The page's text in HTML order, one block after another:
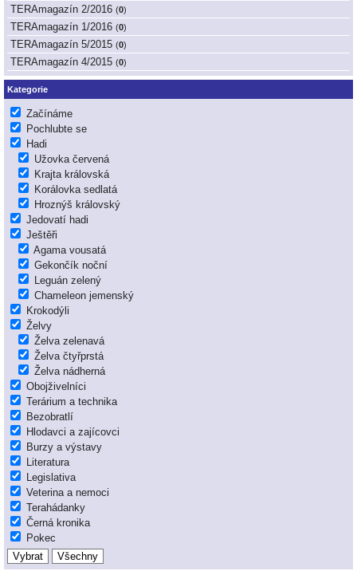
TERAmagazín 2/2016 (0)
TERAmagazín 1/2016 (0)
TERAmagazín 5/2015 (0)
TERAmagazín 4/2015 (0)
Kategorie
Začínáme
Pochlubte se
Hadi
Užovka červená
Krajta královská
Korálovka sedlatá
Hroznýš královský
Jedovatí hadi
Ještěři
Agama vousatá
Gekončík noční
Leguán zelený
Chameleon jemenský
Krokodýli
Želvy
Želva zelenavá
Želva čtyřprstá
Želva nádherná
Obojživelníci
Terárium a technika
Bezobratlí
Hlodavci a zajícovci
Burzy a výstavy
Literatura
Legislativa
Veterina a nemoci
Terahádanky
Černá kronika
Pokec